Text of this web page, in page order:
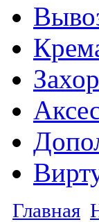
Главная